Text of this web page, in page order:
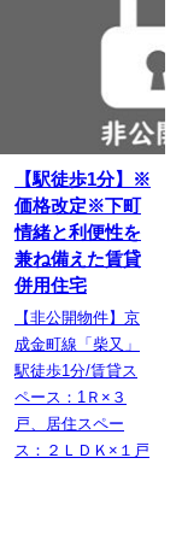
【駅徒歩1分】※
価格改定※下町
情緒と利便性を
兼ね備えた賃貸
併用住宅
【非公開物件】京
成金町線「柴又」
駅徒歩1分/賃貸ス
ペース：1Ｒ×３
戸、居住スペー
ス：２ＬＤＫ×１戸